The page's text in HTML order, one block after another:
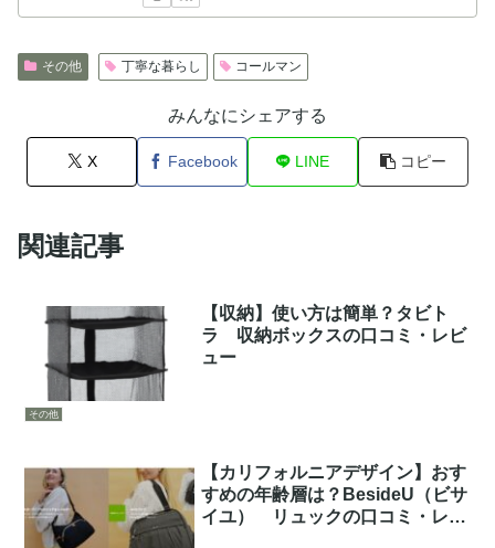
その他 丁寧な暮らし コールマン
みんなにシェアする
X Facebook LINE コピー
関連記事
その他
【収納】使い方は簡単？タビト
ラ 収納ボックスの口コミ・レビ
ュー
【カリフォルニアデザイン】おす
すめの年齢層は？BesideU（ビサ
イユ） リュックの口コミ・レビ